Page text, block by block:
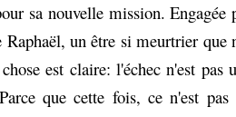
sa nouvelle mission. Engagée
un être si meurtrier que
est claire: l'échec n'est pas
que cette fois, ce n'est pas